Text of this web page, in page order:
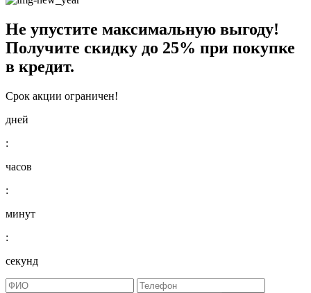
Не упустите максимальную выгоду!
Получите скидку до 25% при покупке
в кредит.
Срок акции ограничен!
дней
:
часов
:
минут
:
секунд